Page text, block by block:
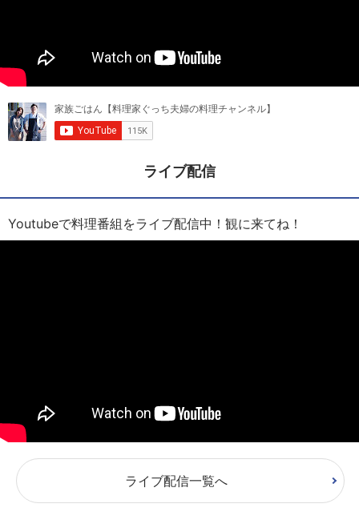
ライブ配信
Youtubeで料理番組をライブ配信中！観に来てね！
ライブ配信一覧へ